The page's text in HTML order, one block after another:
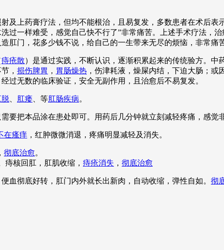
及上药膏疗法，但均不能根治，且易复发，多数患者在术后表
过一样难受，感觉自己快不行了”非常痛苦。上述手术疗法，
肛门，花多少钱不说，给自己的一生带来无尽的烦恼，非常痛苦
痔疮散）是通过实践，不断认识，逐渐积累起来的传统验方。中
， 损伤脾胃 ， 胃肠燥热 ，伤津耗液，燥屎内结，下迫大肠；或
过无数的临床验证，安全无副作用，且治愈后不易复发。
脱 肛瘘 、等肛肠疾病。
需要把本品涂在患处即可。用药后几分钟就立刻减轻疼痛，感觉
在瘙痒 ，红肿微微消退，疼痛明显减轻及消失。
， 彻底治愈。
痔核回肛，肛肌收缩， 痔疮消失 ， 彻底治愈
血彻底好转，肛门内外就长出新肉，自动收缩，弹性自如。 彻